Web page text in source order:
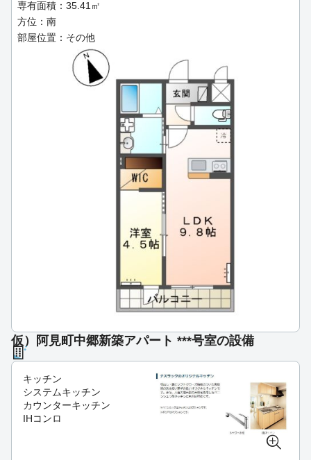
専有面積：35.41㎡
方位：南
部屋位置：その他
仮）阿見町中郷新築アパート ***号室の設備
キッチン
システムキッチン
カウンターキッチン
IHコンロ